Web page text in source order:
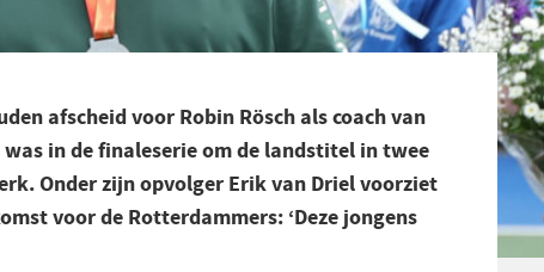
afscheid voor Robin Rösch als coach van
in de finaleserie om de landstitel in twee
Onder zijn opvolger Erik van Driel voorziet
voor de Rotterdammers: ‘Deze jongens